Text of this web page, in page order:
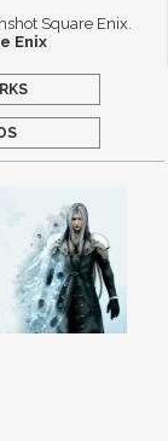
Square Enix.
Enix